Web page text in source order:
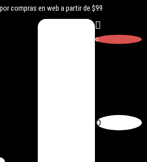
compras en web a partir de $99
0
0